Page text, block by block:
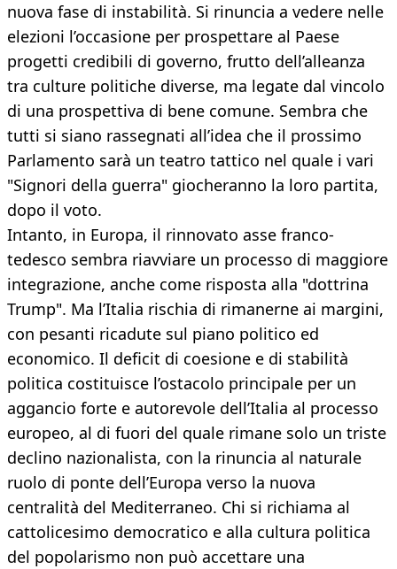
nuova fase di instabilità. Si rinuncia a vedere nelle
elezioni l’occasione per prospettare al Paese
progetti credibili di governo, frutto dell’alleanza
tra culture politiche diverse, ma legate dal vincolo
di una prospettiva di bene comune. Sembra che
tutti si siano rassegnati all’idea che il prossimo
Parlamento sarà un teatro tattico nel quale i vari
"Signori della guerra" giocheranno la loro partita,
dopo il voto.
Intanto, in Europa, il rinnovato asse franco-
tedesco sembra riavviare un processo di maggiore
integrazione, anche come risposta alla "dottrina
Trump". Ma l’Italia rischia di rimanerne ai margini,
con pesanti ricadute sul piano politico ed
economico. Il deficit di coesione e di stabilità
politica costituisce l’ostacolo principale per un
aggancio forte e autorevole dell’Italia al processo
europeo, al di fuori del quale rimane solo un triste
declino nazionalista, con la rinuncia al naturale
ruolo di ponte dell’Europa verso la nuova
centralità del Mediterraneo. Chi si richiama al
cattolicesimo democratico e alla cultura politica
del popolarismo non può accettare una